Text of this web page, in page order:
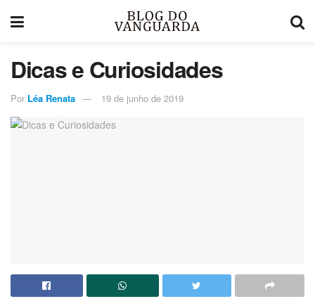
Dicas e Curiosidades
Por Léa Renata 19 de junho de 2019